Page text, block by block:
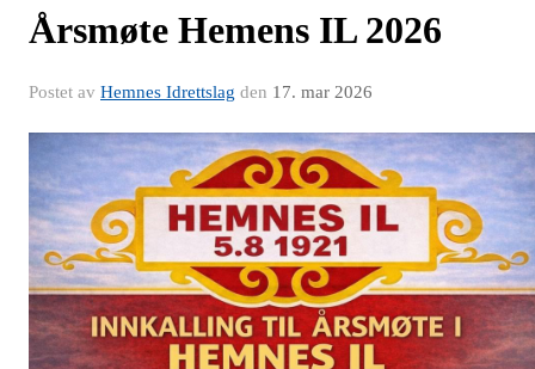
Årsmøte Hemens IL 2026
Postet av Hemnes Idrettslag den 17. mar 2026